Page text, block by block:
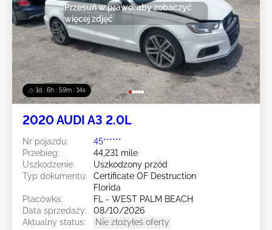
1d : 6h : 59m : 11s
Przesuń w prawo, aby zobaczyć
więcej zdjęć
2020 AUDI A3 2.0L
Nr pojazdu:
45******
Przebieg:
44,231 mile
Uszkodzenie:
Uszkodzony przód
Typ dokumentu:
Certificate OF Destruction
Florida
Placówka:
FL - WEST PALM BEACH
Data sprzedaży:
08/10/2026
Aktualny status:
Nie złożyłeś oferty